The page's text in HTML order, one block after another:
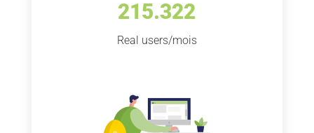
215.322
Real users/mois